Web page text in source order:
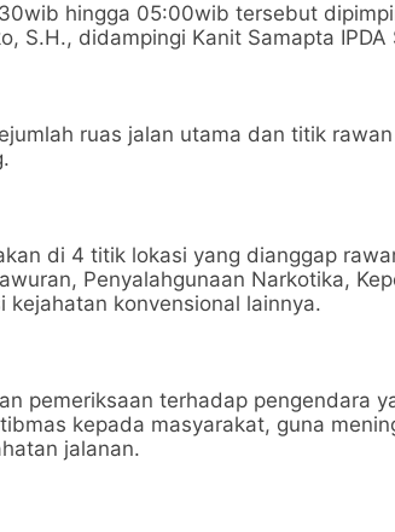
hingga 05:00wib tersebut
S.H., didampingi Kanit Samapta IPDA
ruas jalan utama dan titik
di 4 titik lokasi yang dianggap
Penyalahgunaan Narkotika,
kejahatan konvensional lainnya.
pemeriksaan terhadap pengendara
kepada masyarakat, guna
jalanan.